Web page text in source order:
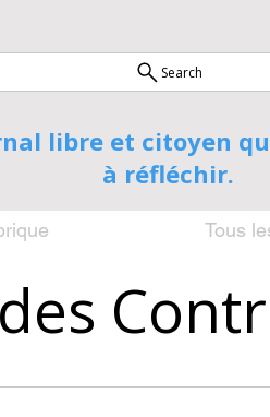
Search
libre et citoyen
à réfléchir.
Tous